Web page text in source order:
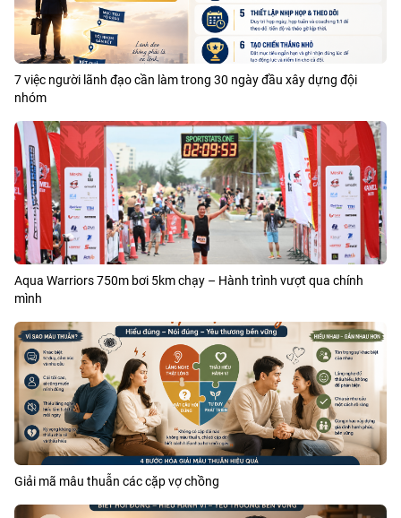
7 việc người lãnh đạo cần làm trong 30 ngày đầu xây dựng đội
nhóm
Aqua Warriors 750m bơi 5km chạy – Hành trình vượt qua chính
mình
Giải mã mâu thuẫn các cặp vợ chồng